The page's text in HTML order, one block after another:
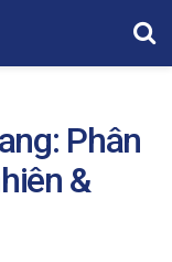
Phân
&